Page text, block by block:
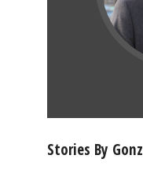
Stories By